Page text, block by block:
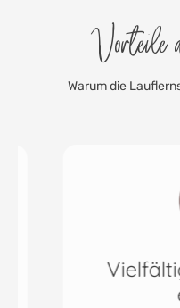
Vorteile
Warum die
Vielfältig